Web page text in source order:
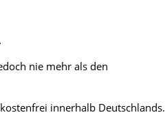
nie mehr als den
innerhalb Deutschlands.